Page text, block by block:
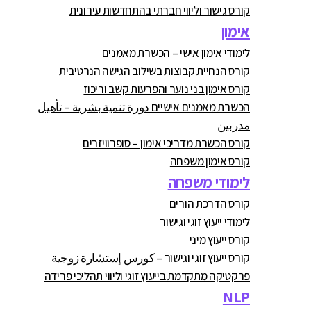
קורס גישור וליווי חברתי בהתחדשות עירונית
אימון
לימודי אימון אישי – הכשרת מאמנים
קורס הנחיית קבוצות בשילוב הגישה הנרטיבית
קורס אימון בני נוער והפרעות קשב וריכוז
הכשרת מאמנים אישיים دورة تنمية بشرية – تأهيل
مدربين
קורס הכשרת מדריכי אימון – סופרוויזרים
קורס אימון משפחה
לימודי משפחה
קורס הדרכת הורים
לימודי ייעוץ זוגי וגישור
קורס ייעוץ מיני
קורס ייעוץ זוגי וגישור – كورس إستشارة زوجية
פרקטיקה מתקדמת בייעוץ זוגי וליווי תהליכי פרידה
NLP